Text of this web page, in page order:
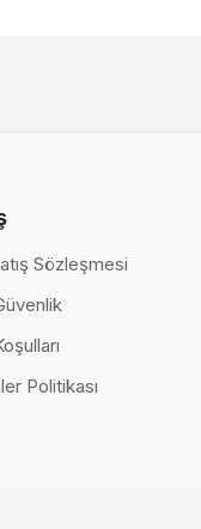
Sözleşmesi
Politikası